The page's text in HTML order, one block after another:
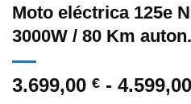
Moto eléctrica 125e
3000W / 80 Km
3.699,00 € - 4.599,00